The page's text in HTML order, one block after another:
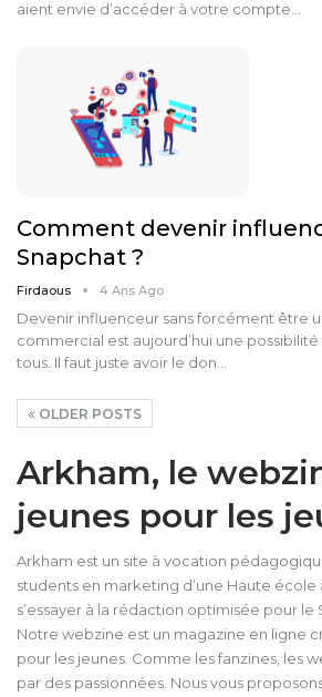
aient envie d’accéder à votre compte…
Comment devenir
Snapchat ?
Firdaous 4 Ans Ago
Devenir influenceur sans forcément être
commercial est aujourd’hui une
tous. Il faut juste avoir le don…
OLDER POSTS
Arkham, le
jeunes pour les
Arkham est un site à vocation
students en marketing d’une Haute école
s’essayer à la rédaction optimisée pour le
Notre webzine est un magazine en ligne
pour les jeunes. Comme les fanzines, les
par des passionnées. Nous vous